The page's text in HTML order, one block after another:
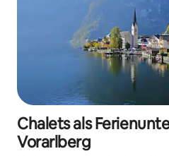
Chalets als
Vorarlberg